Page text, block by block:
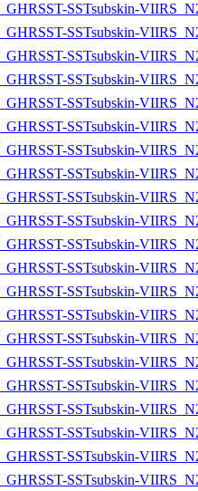
SSTsubskin-
SSTsubskin-
SSTsubskin-
SSTsubskin-
SSTsubskin-
SSTsubskin-
SSTsubskin-
SSTsubskin-
SSTsubskin-
SSTsubskin-
SSTsubskin-
SSTsubskin-
SSTsubskin-
SSTsubskin-
SSTsubskin-
SSTsubskin-
SSTsubskin-
SSTsubskin-
SSTsubskin-
SSTsubskin-
SSTsubskin-